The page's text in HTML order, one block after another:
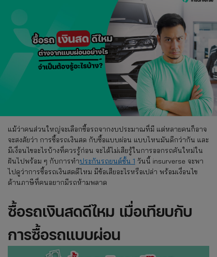
แม้ว่าคนส่วนใหญ่จะเลือกซื้อรถจากงบประมาณที่มี แต่หลายคนก็อาจ
จะสงสัยว่า การซื้อรถเงินสด กับซื้อแบบผ่อน แบบไหนมันดีกว่ากัน และ
มีเงื่อนไขอะไรบ้างที่ควรรู้ก่อน จะได้ไม่เสียรู้ในการออกรถคันใหม่ใน
ฝันไปพร้อม ๆ กับการทำประกันรถยนต์ชั้น 1 วันนี้ insurverse จะพา
ไปดูว่าการซื้อรถเงินสดดีไหม มีข้อเสียอะไรหรือเปล่า พร้อมเงื่อนไข
ด้านภาษีที่คนอยากมีรถห้ามพลาด
ซื้อรถเงินสดดีไหม เมื่อเทียบกับ
การซื้อรถแบบผ่อน